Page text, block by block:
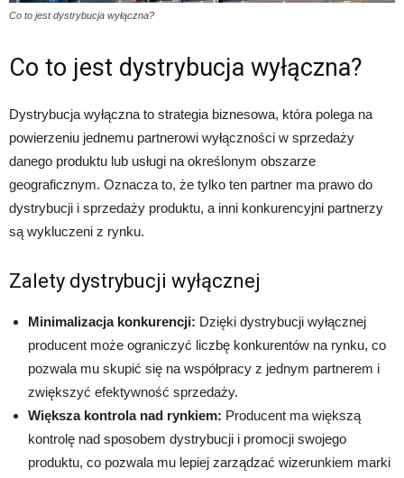
Co to jest dystrybucja wyłączna?
Co to jest dystrybucja wyłączna?
Dystrybucja wyłączna to strategia biznesowa, która polega na
powierzeniu jednemu partnerowi wyłączności w sprzedaży
danego produktu lub usługi na określonym obszarze
geograficznym. Oznacza to, że tylko ten partner ma prawo do
dystrybucji i sprzedaży produktu, a inni konkurencyjni partnerzy
są wykluczeni z rynku.
Zalety dystrybucji wyłącznej
Minimalizacja konkurencji: Dzięki dystrybucji wyłącznej
producent może ograniczyć liczbę konkurentów na rynku, co
pozwala mu skupić się na współpracy z jednym partnerem i
zwiększyć efektywność sprzedaży.
Większa kontrola nad rynkiem: Producent ma większą
kontrolę nad sposobem dystrybucji i promocji swojego
produktu, co pozwala mu lepiej zarządzać wizerunkiem marki